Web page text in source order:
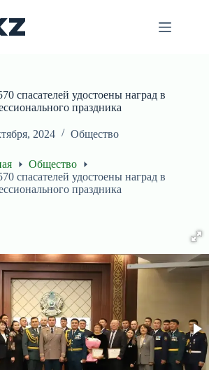
спасателей удостоены наград в
праздника
2024 Общество
Общество
спасателей удостоены наград в
праздника